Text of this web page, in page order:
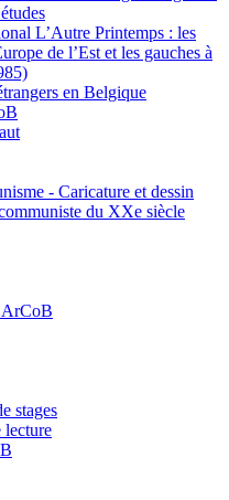
L’Autre Printemps : les
de l’Est et les gauches à
en Belgique
- Caricature et dessin
du XXe siècle
stages
lecture